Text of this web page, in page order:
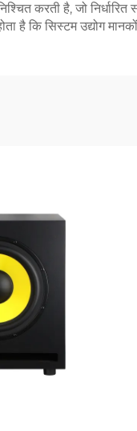
करती है, जो
है कि सिस्टम उद्योग